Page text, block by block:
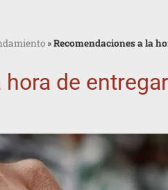
»Recomendaciones a la
de